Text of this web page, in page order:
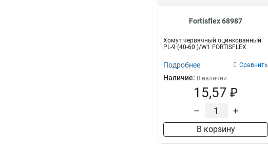
Fortisflex 68987
Хомут червячный оцинкованный
PL-9 (40-60 )/W1 FORTISFLEX
Подробнее Сравнить
Наличие: В наличии
15,57 ₽
– +
В корзину